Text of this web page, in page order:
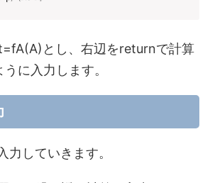
とし、右辺をreturnで計算
に入力します。
力していきます。